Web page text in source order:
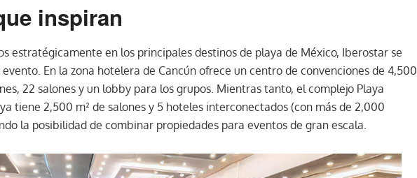
inspiran
estratégicamente en los principales destinos de playa de México, Iberostar se
En la zona hotelera de Cancún ofrece un centro de convenciones de 4,500
22 salones y un lobby para los grupos. Mientras tanto, el complejo Playa
tiene 2,500 m² de salones y 5 hoteles interconectados (con más de 2,000
la posibilidad de combinar propiedades para eventos de gran escala.